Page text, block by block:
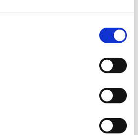
Python και τη χρήση της.
και τις δυνατότητες της